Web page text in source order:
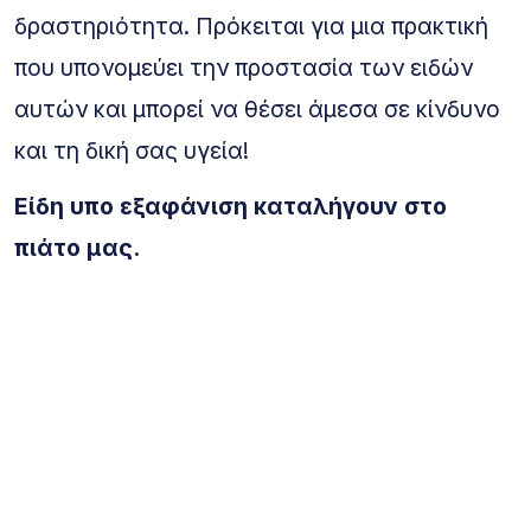
δραστηριότητα. Πρόκειται για μια πρακτική
που υπονομεύει την προστασία των ειδών
αυτών και μπορεί να θέσει άμεσα σε κίνδυνο
και τη δική σας υγεία!
Είδη υπο εξαφάνιση καταλήγουν στο
πιάτο μας.